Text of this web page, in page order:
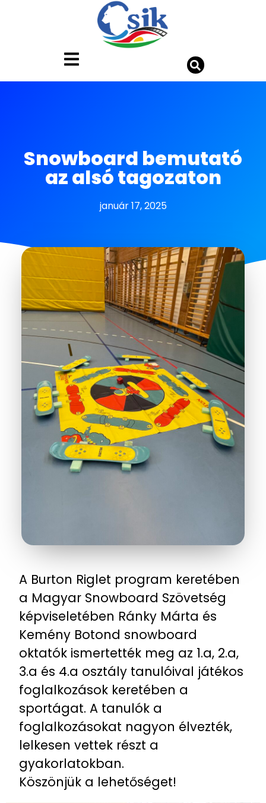
Snowboard bemutató
az alsó tagozaton
január 17, 2025
A Burton Riglet program keretében
a Magyar Snowboard Szövetség
képviseletében Ránky Márta és
Kemény Botond snowboard
oktatók ismertették meg az 1.a, 2.a,
3.a és 4.a osztály tanulóival játékos
foglalkozások keretében a
sportágat. A tanulók a
foglalkozásokat nagyon élvezték,
lelkesen vettek részt a
gyakorlatokban.
Köszönjük a lehetőséget!